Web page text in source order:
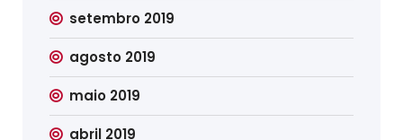
setembro 2019
agosto 2019
maio 2019
abril 2019